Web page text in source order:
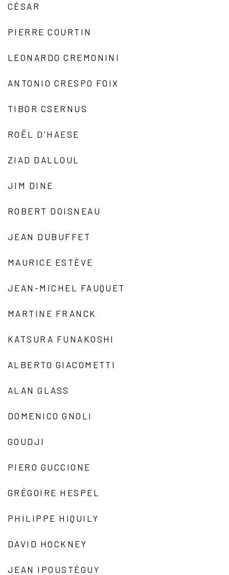
CÉSAR
PIERRE COURTIN
LEONARDO CREMONINI
ANTONIO CRESPO FOIX
TIBOR CSERNUS
ROËL D'HAESE
ZIAD DALLOUL
JIM DINE
ROBERT DOISNEAU
JEAN DUBUFFET
MAURICE ESTÈVE
JEAN-MICHEL FAUQUET
MARTINE FRANCK
KATSURA FUNAKOSHI
ALBERTO GIACOMETTI
ALAN GLASS
DOMENICO GNOLI
GOUDJI
PIERO GUCCIONE
GRÉGOIRE HESPEL
PHILIPPE HIQUILY
DAVID HOCKNEY
JEAN IPOUSTÉGUY